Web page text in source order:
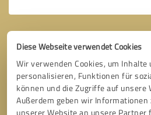
Diese Webseite verwendet Cookies
Wir verwenden Cookies, um Inhalte
personalisieren, Funktionen für
können und die Zugriffe auf unsere
Außerdem geben wir Informationen
unserer Website an unsere Partner